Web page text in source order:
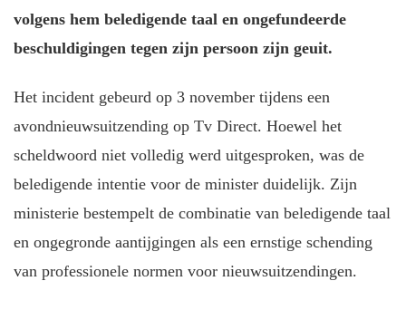
volgens hem beledigende taal en ongefundeerde
beschuldigingen tegen zijn persoon zijn geuit.
Het incident gebeurd op 3 november tijdens een
avondnieuwsuitzending op Tv Direct. Hoewel het
scheldwoord niet volledig werd uitgesproken, was de
beledigende intentie voor de minister duidelijk. Zijn
ministerie bestempelt de combinatie van beledigende taal
en ongegronde aantijgingen als een ernstige schending
van professionele normen voor nieuwsuitzendingen.